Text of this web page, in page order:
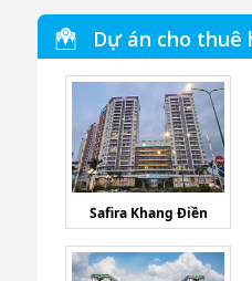
Dự án cho thuê
Safira Khang Điền